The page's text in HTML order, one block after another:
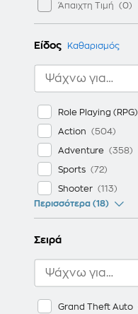
Άπαιχτη Τιμή
Είδος Καθαρισμός
Role Playing (RPG)
Action
Adventure
Sports
Shooter
Περισσότερα (18)
Σειρά
Grand Theft Auto